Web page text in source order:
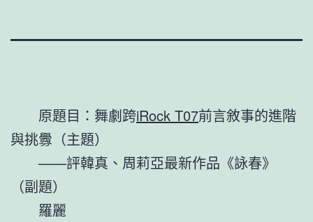
原題目：舞劇跨iRock T07前言敘事的進階
與挑釁（主題）
——評韓真、周莉亞最新作品《詠春》
（副題）
羅麗